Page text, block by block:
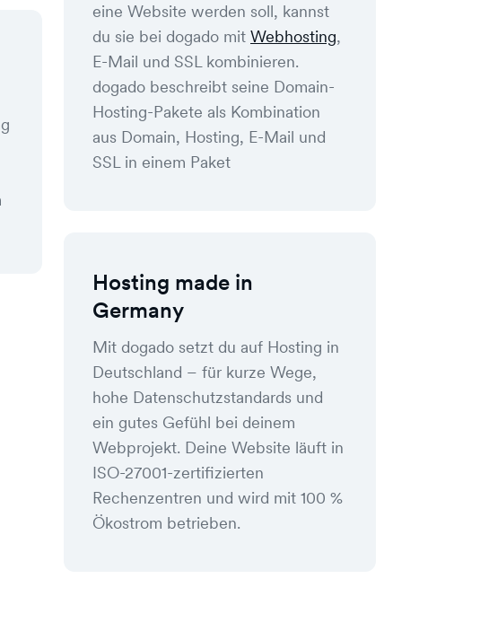
eine Website werden soll, kannst
du sie bei dogado mit Webhosting,
E-Mail und SSL kombinieren.
dogado beschreibt seine Domain-
Hosting-Pakete als Kombination
aus Domain, Hosting, E-Mail und
SSL in einem Paket
Hosting made in
Germany
Mit dogado setzt du auf Hosting in
Deutschland – für kurze Wege,
hohe Datenschutzstandards und
ein gutes Gefühl bei deinem
Webprojekt. Deine Website läuft in
ISO-27001-zertifizierten
Rechenzentren und wird mit 100 %
Ökostrom betrieben.